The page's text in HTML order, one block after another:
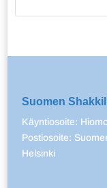
Suomen
Käyntiosoite:
Postiosoite:
Helsinki